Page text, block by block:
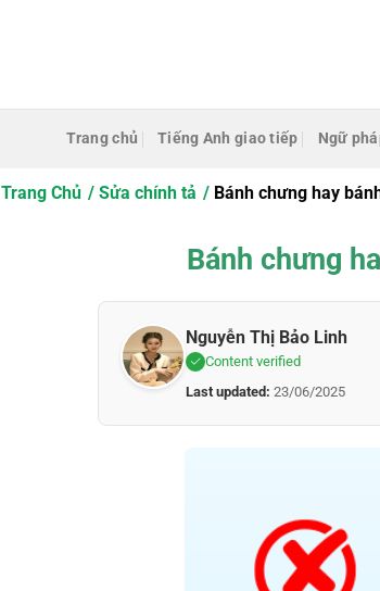
Trang chủ Tiếng Anh giao tiếp Ngữ
Trang Chủ Sửa chính tả Bánh chưng hay
Bánh chưng
Nguyễn Thị Bảo Linh
Content verified
Last updated: 23/06/2025